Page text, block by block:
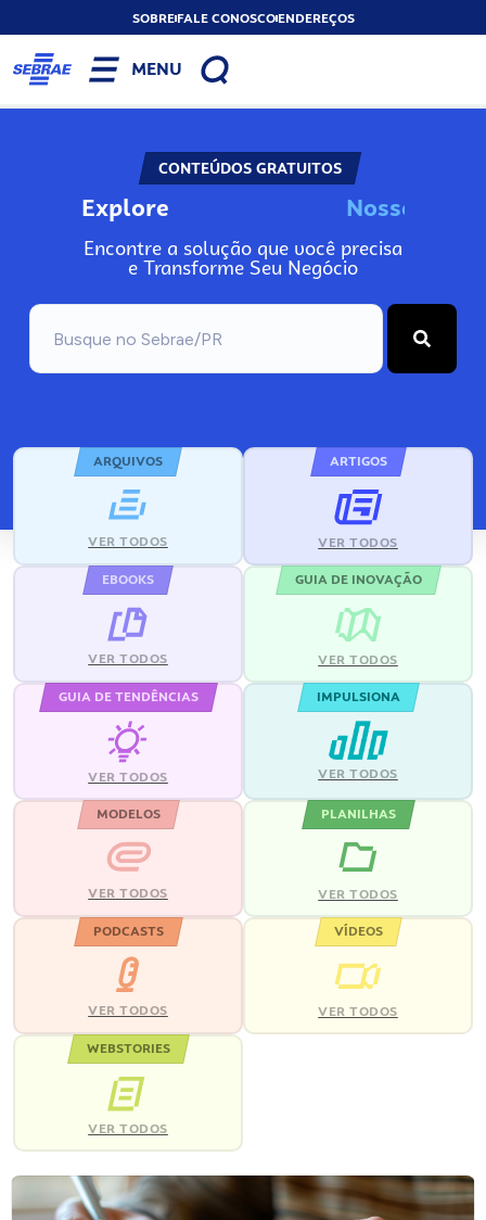
SOBREFALE CONOSCOENDEREÇOS
MENU
CONTEÚDOS GRATUITOS
Explore No
Encontre a solução que você precisa
e Transforme Seu Negócio
ARQUIVOS
VER TODOS
ARTIGOS
VER TODOS
EBOOKS
VER TODOS
GUIA DE INOVAÇÃO
VER TODOS
GUIA DE TENDÊNCIAS
VER TODOS
IMPULSIONA
VER TODOS
MODELOS
VER TODOS
PLANILHAS
VER TODOS
PODCASTS
VER TODOS
VÍDEOS
VER TODOS
WEBSTORIES
VER TODOS